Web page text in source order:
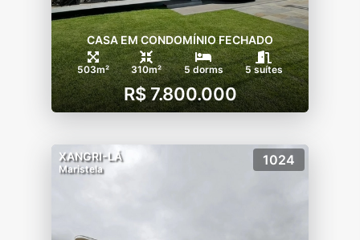
CASA EM CONDOMÍNIO FECHADO
503m² 310m² 5 dorms 5 suítes
R$ 7.800.000
XANGRI-LÁ
Maristela
1024